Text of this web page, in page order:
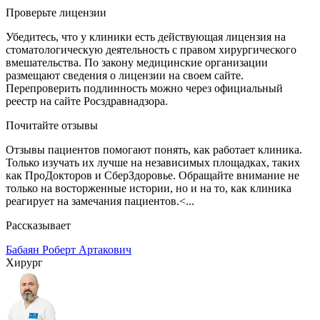
Проверьте лицензии
Убедитесь, что у клиники есть действующая лицензия на
стоматологическую деятельность с правом хирургического
вмешательства. По закону медицинские организации
размещают сведения о лицензии на своем сайте.
Перепроверить подлинность можно через официальный
реестр на сайте Росздравнадзора.
Почитайте отзывы
Отзывы пациентов помогают понять, как работает клиника.
Только изучать их лучше на независимых площадках, таких
как ПроДокторов и СберЗдоровье. Обращайте внимание не
только на восторженные истории, но и на то, как клиника
реагирует на замечания пациентов.<...
Рассказывает
Бабаян Роберт Артакович
Хирург